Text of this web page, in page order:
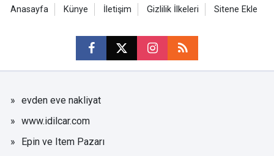
Anasayfa Künye İletişim Gizlilik İlkeleri Sitene Ekle
evden eve nakliyat
www.idilcar.com
Epin ve Item Pazarı